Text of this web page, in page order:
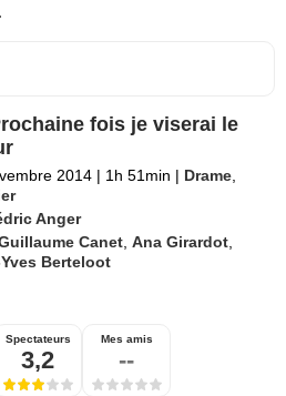
fois je viserai le
2014 | 1h 51min | Drame,
Anger
Canet,Ana Girardot,
Berteloot
Spectateurs
3,2
Mes amis
--